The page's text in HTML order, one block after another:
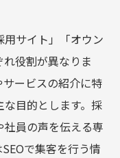
サイト」「オウン
役割が異なりま
ービスの紹介に特
目的とします。採
員の声を伝える専
で集客を行う情